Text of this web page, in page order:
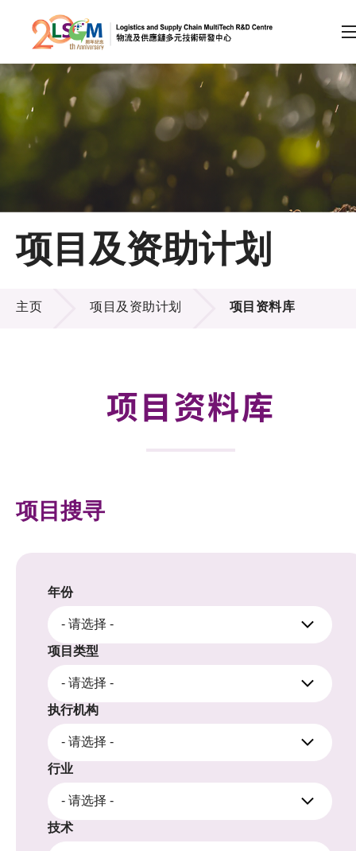
跳到内容（按回车键）
会员登录
A A EN 繁 简
主页
关于LSCM
技术商品化
研发重点
征求研发项目计划书
活动及消息
科技分享
会籍
项目及资助计划
项目及资助计划
主页 项目及资助计划 项目资料库
项目资料库
项目搜寻
年份
- 请选择 -
项目类型
- 请选择 -
执行机构
- 请选择 -
行业
- 请选择 -
技术